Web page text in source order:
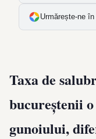
Urmărește-ne
Taxa de
bucureștenii
gunoiului,